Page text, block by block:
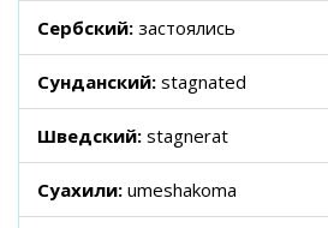
Сербский: застоялись
Сунданский: stagnated
Шведский: stagnerat
Суахили: umeshakoma